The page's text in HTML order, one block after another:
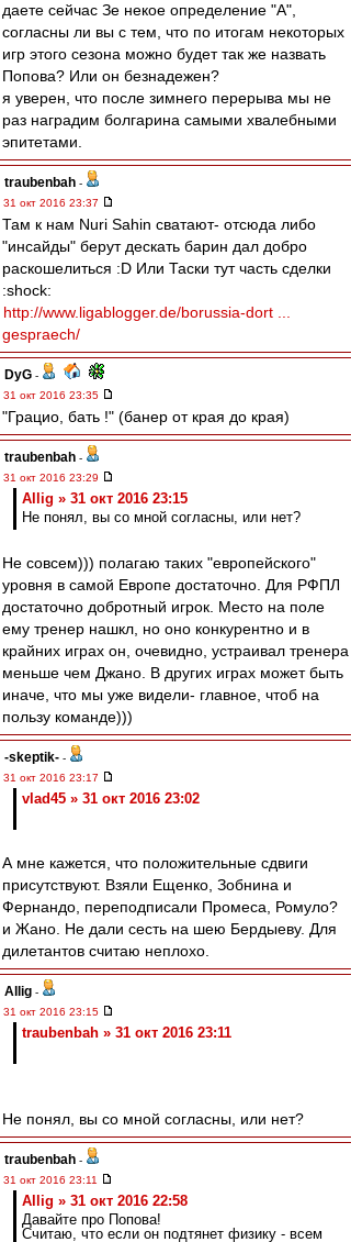
даете сейчас Зе некое определение "А",
согласны ли вы с тем, что по итогам некоторых
игр этого сезона можно будет так же назвать
Попова? Или он безнадежен?
я уверен, что после зимнего перерыва мы не
раз наградим болгарина самыми хвалебными
эпитетами.
traubenbah -
31 окт 2016 23:37
Там к нам Nuri Sahin сватают- отсюда либо
"инсайды" берут дескать барин дал добро
раскошелиться :D Или Таски тут часть сделки
:shock:
http://www.ligablogger.de/borussia-dort ...
gespraech/
DyG -
31 окт 2016 23:35
"Грацио, бать !" (банер от края до края)
traubenbah -
31 окт 2016 23:29
Allig » 31 окт 2016 23:15
Не понял, вы со мной согласны, или нет?
Не совсем))) полагаю таких "европейского"
уровня в самой Европе достаточно. Для РФПЛ
достаточно добротный игрок. Место на поле
ему тренер нашкл, но оно конкурентно и в
крайних играх он, очевидно, устраивал тренера
меньше чем Джано. В других играх может быть
иначе, что мы уже видели- главное, чтоб на
пользу команде)))
-skeptik- -
31 окт 2016 23:17
vlad45 » 31 окт 2016 23:02
А мне кажется, что положительные сдвиги
присутствуют. Взяли Ещенко, Зобнина и
Фернандо, переподписали Промеса, Ромуло?
и Жано. Не дали сесть на шею Бердыеву. Для
дилетантов считаю неплохо.
Allig -
31 окт 2016 23:15
traubenbah » 31 окт 2016 23:11
Не понял, вы со мной согласны, или нет?
traubenbah -
31 окт 2016 23:11
Allig » 31 окт 2016 22:58
Давайте про Попова!
Считаю, что если он подтянет физику - всем